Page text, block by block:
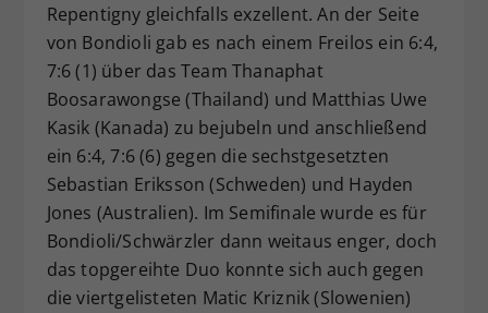
Repentigny gleichfalls exzellent. An der Seite
von Bondioli gab es nach einem Freilos ein 6:4,
7:6 (1) über das Team Thanaphat
Boosarawongse (Thailand) und Matthias Uwe
Kasik (Kanada) zu bejubeln und anschließend
ein 6:4, 7:6 (6) gegen die sechstgesetzten
Sebastian Eriksson (Schweden) und Hayden
Jones (Australien). Im Semifinale wurde es für
Bondioli/Schwärzler dann weitaus enger, doch
das topgereihte Duo konnte sich auch gegen
die viertgelisteten Matic Kriznik (Slowenien)